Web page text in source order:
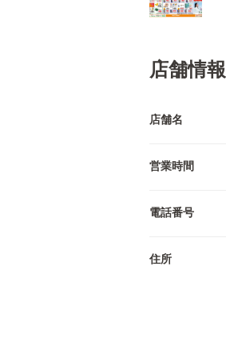
店舗情報
店舗名
営業時間
電話番号
住所